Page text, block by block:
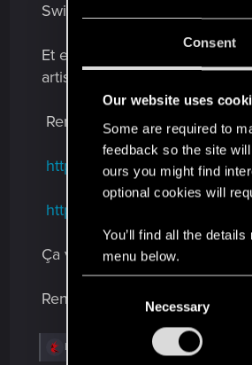
Consent
Our website uses
Some are required to
feedback so the site
ours you might find
optional cookies will
You’ll find all the
menu below.
Necessary
Switch 2 : défis, opportunités
Et en parlant de
artiste technique senior,
Rendez-vous ce jeudi 5 juin à
http://twitch.tv/cdprojektred
http://youtube.com/
Ça vous intéresse ? Passez !
Rendez-vous dans le chat !
RLeKill3rFou